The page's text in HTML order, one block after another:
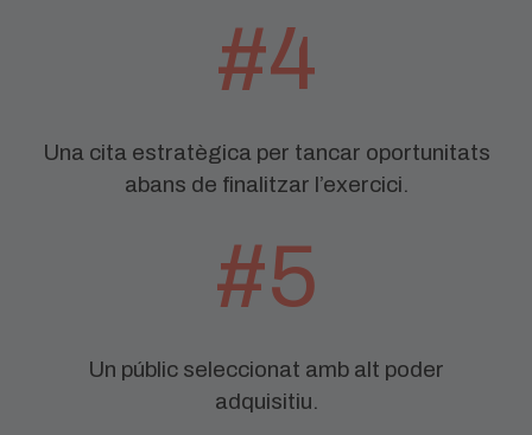
#4
Una cita estratègica per tancar oportunitats
abans de finalitzar l’exercici.
#5
Un públic seleccionat amb alt poder
adquisitiu.